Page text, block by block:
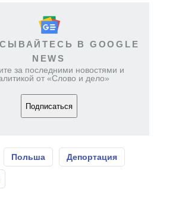
В GOOGLE
NEWS
за последними новостями и
от «Слово и дело»
Подписаться
Польша Депортация